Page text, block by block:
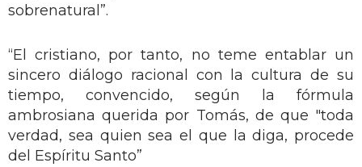
sobrenatural”.
“El cristiano, por tanto, no teme entablar un
sincero diálogo racional con la cultura de su
tiempo, convencido, según la fórmula
ambrosiana querida por Tomás, de que "toda
verdad, sea quien sea el que la diga, procede
del Espíritu Santo”